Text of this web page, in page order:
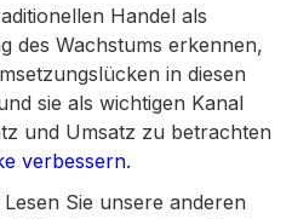
Handel als
des Wachstums erkennen,
in diesen
sie als wichtigen Kanal
und Umsatz zu betrachten
verbessern.
Sie unsere anderen